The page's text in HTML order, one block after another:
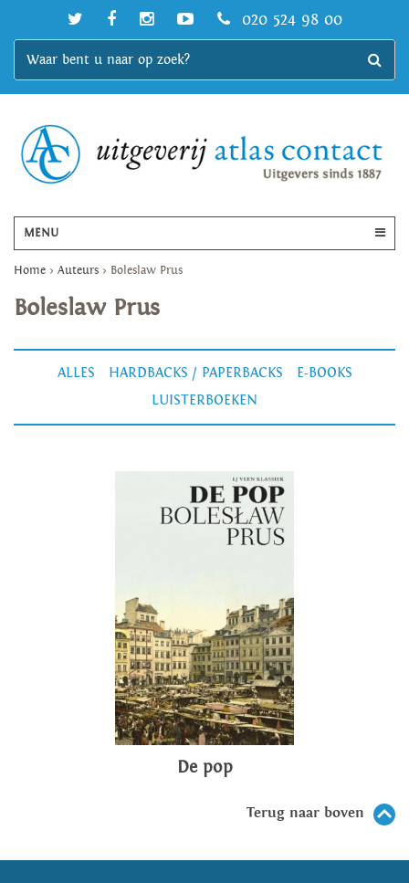
020 524 98 00
MENU
Home > Auteurs > Boleslaw Prus
Boleslaw Prus
ALLES HARDBACKS / PAPERBACKS
E-BOOKS
LUISTERBOEKEN
De pop
Terug naar boven